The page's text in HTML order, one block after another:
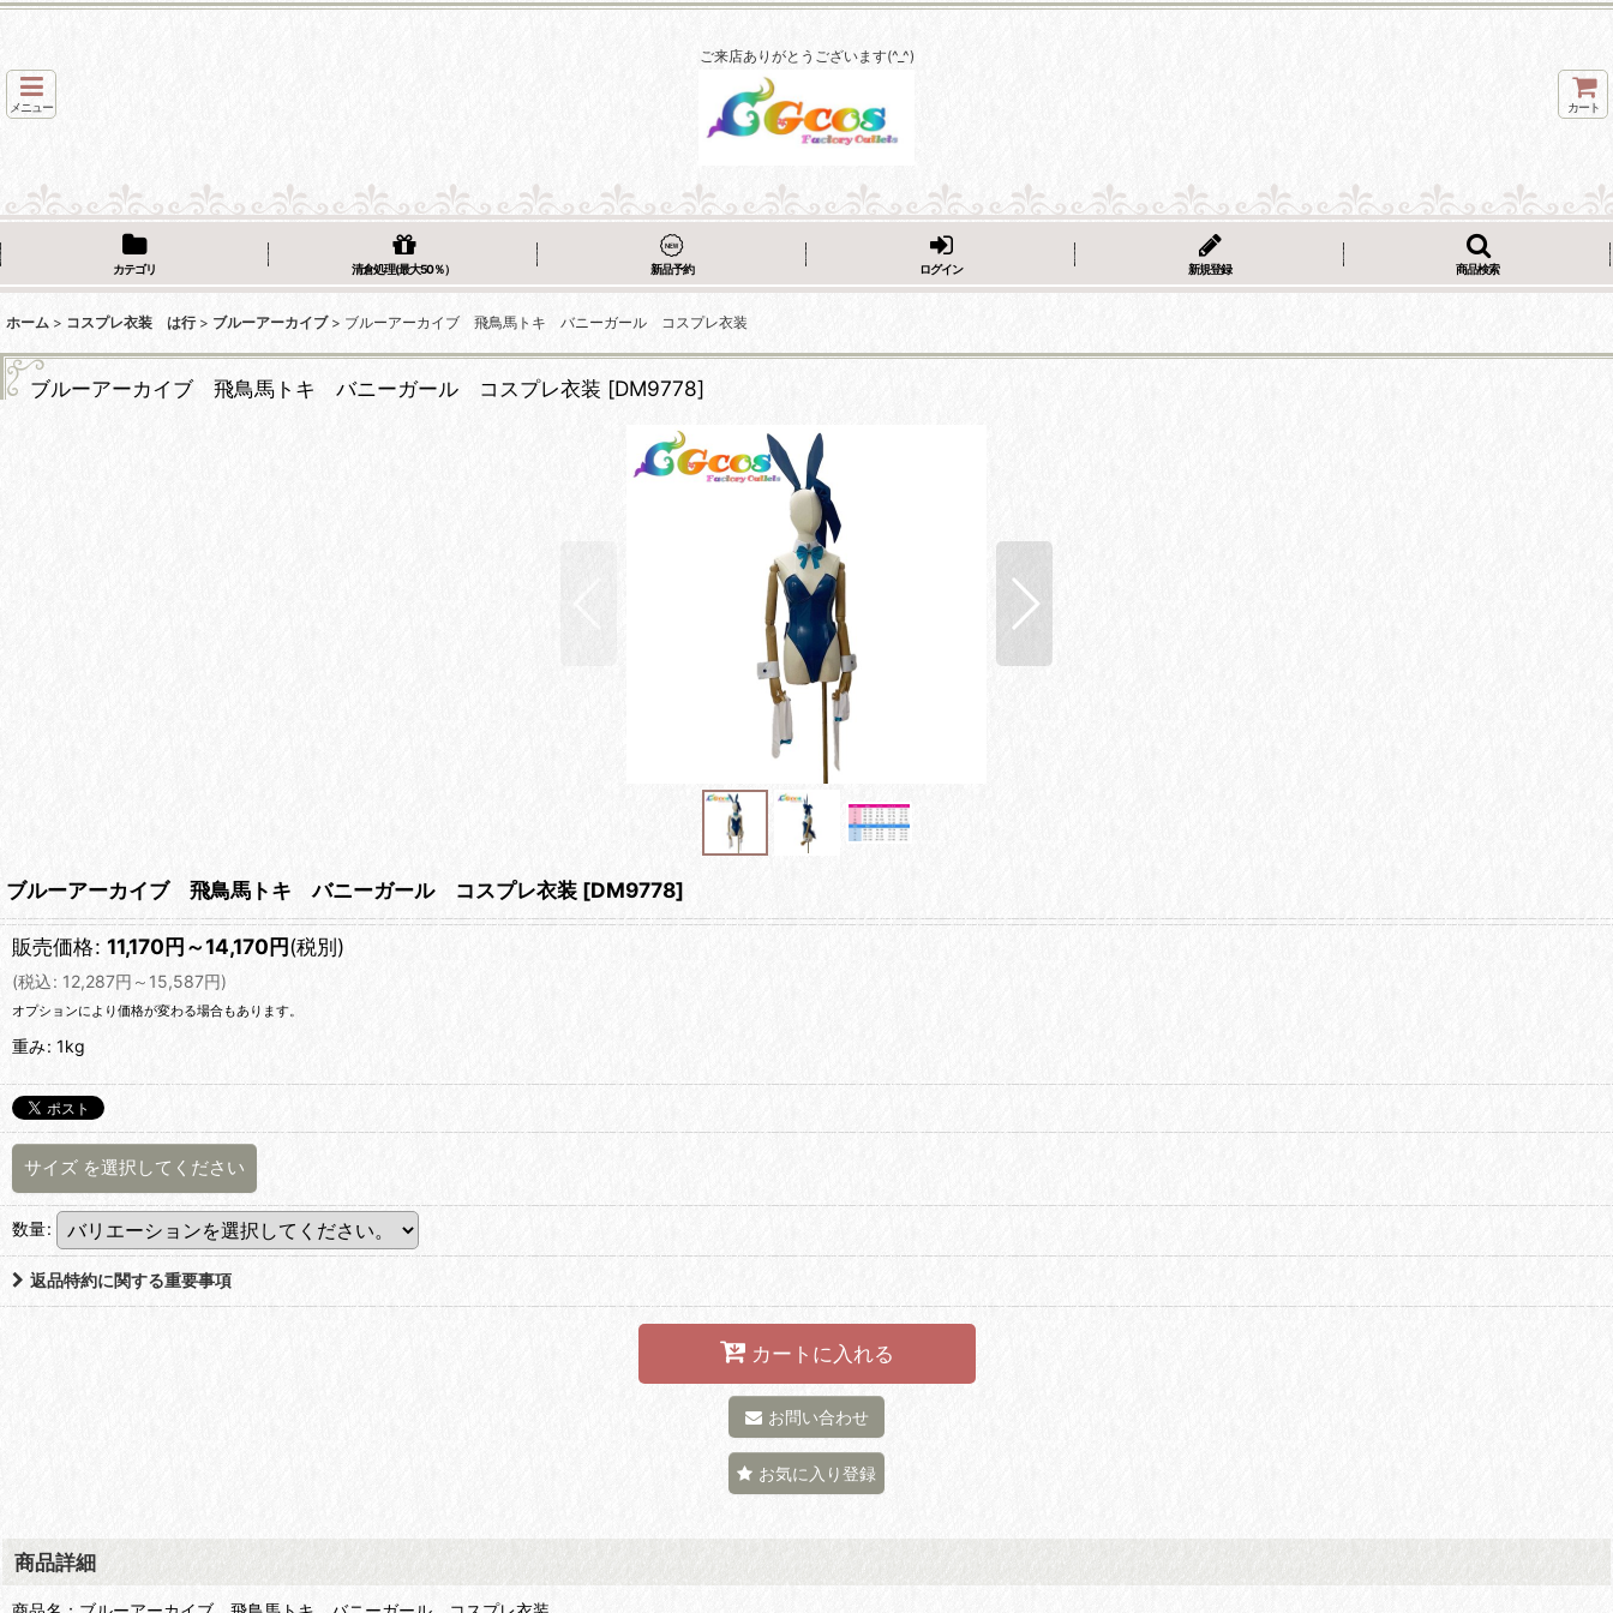
ご来店ありがとうございます(^_^)
メニュー カート
カテゴリ 清倉処理(最大50％） 新品予約 ログイン 新規登録 商品検索
ホーム > コスプレ衣装 は行 > ブルーアーカイブ > ブルーアーカイブ 飛鳥馬トキ バニーガール コスプレ衣装
ブルーアーカイブ 飛鳥馬トキ バニーガール コスプレ衣装 [DM9778]
ブルーアーカイブ 飛鳥馬トキ バニーガール コスプレ衣装 [DM9778]
販売価格: 11,170円～14,170円(税別)
(税込: 12,287円 ～15,587円)
オプションにより価格が変わる場合もあります。
重み: 1kg
サイズ を選択してください
数量:
返品特約に関する重要事項
カートに入れる
お問い合わせ
お気に入り登録
商品詳細